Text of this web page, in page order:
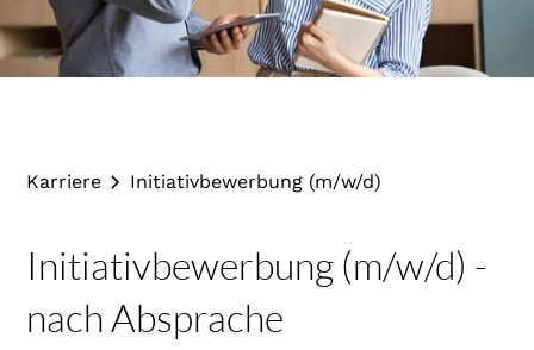
Karriere Initiativbewerbung (m/w/d)
Initiativbewerbung (m/w/d) -
nach Absprache